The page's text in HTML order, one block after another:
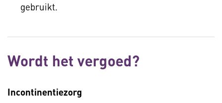
gebruikt.
Wordt het vergoed?
Incontinentiezorg